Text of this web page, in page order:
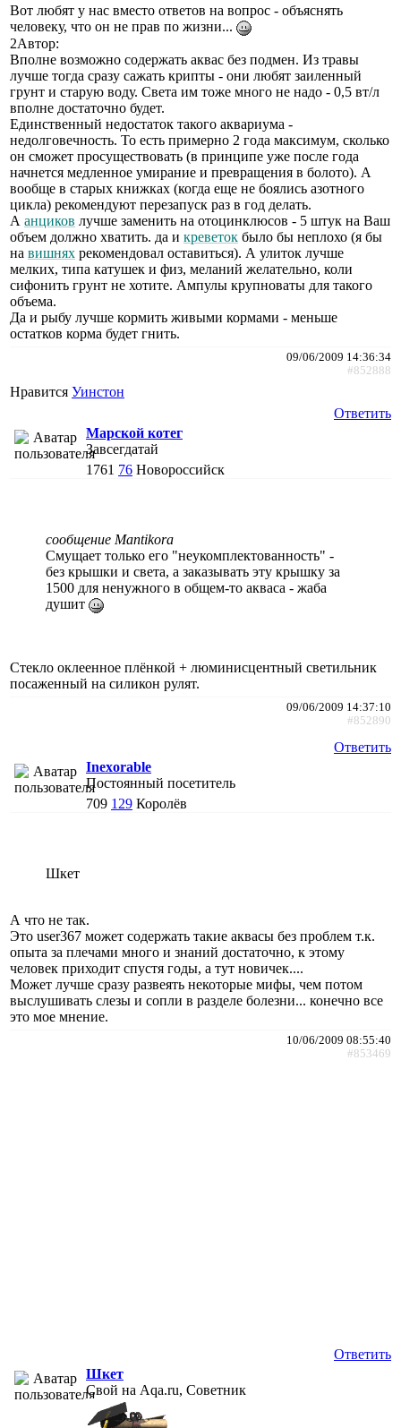
Вот любят у нас вместо ответов на вопрос - объяснять
человеку, что он не прав по жизни...
2Автор:
Вполне возможно содержать аквас без подмен. Из травы
лучше тогда сразу сажать крипты - они любят заиленный
грунт и старую воду. Света им тоже много не надо - 0,5 вт/л
вполне достаточно будет.
Единственный недостаток такого аквариума -
недолговечность. То есть примерно 2 года максимум, сколько
он сможет просуществовать (в принципе уже после года
начнется медленное умирание и превращения в болото). А
вообще в старых книжках (когда еще не боялись азотного
цикла) рекомендуют перезапуск раз в год делать.
А анциков лучше заменить на отоцинклюсов - 5 штук на Ваш
объем должно хватить. да и креветок было бы неплохо (я бы
на вишнях рекомендовал оставиться). А улиток лучше
мелких, типа катушек и физ, меланий желательно, коли
сифонить грунт не хотите. Ампулы крупноваты для такого
объема.
Да и рыбу лучше кормить живыми кормами - меньше
остатков корма будет гнить.
09/06/2009 14:36:34
#852888
Нравится Уинстон
Ответить
Марской котег
Завсегдатай
1761 76 Новороссийск
сообщение Mantikora
Смущает только его "неукомплектованность" -
без крышки и света, а заказывать эту крышку за
1500 для ненужного в общем-то акваса - жаба
душит
Стекло оклеенное плёнкой + люминисцентный светильник
посаженный на силикон рулят.
09/06/2009 14:37:10
#852890
Ответить
Inexorable
Постоянный посетитель
709 129 Королёв
Шкет
А что не так.
Это user367 может содержать такие аквасы без проблем т.к.
опыта за плечами много и знаний достаточно, к этому
человек приходит спустя годы, а тут новичек....
Может лучше сразу развеять некоторые мифы, чем потом
выслушивать слезы и сопли в разделе болезни... конечно все
это мое мнение.
10/06/2009 08:55:40
#853469
Ответить
Шкет
Свой на Aqa.ru, Советник